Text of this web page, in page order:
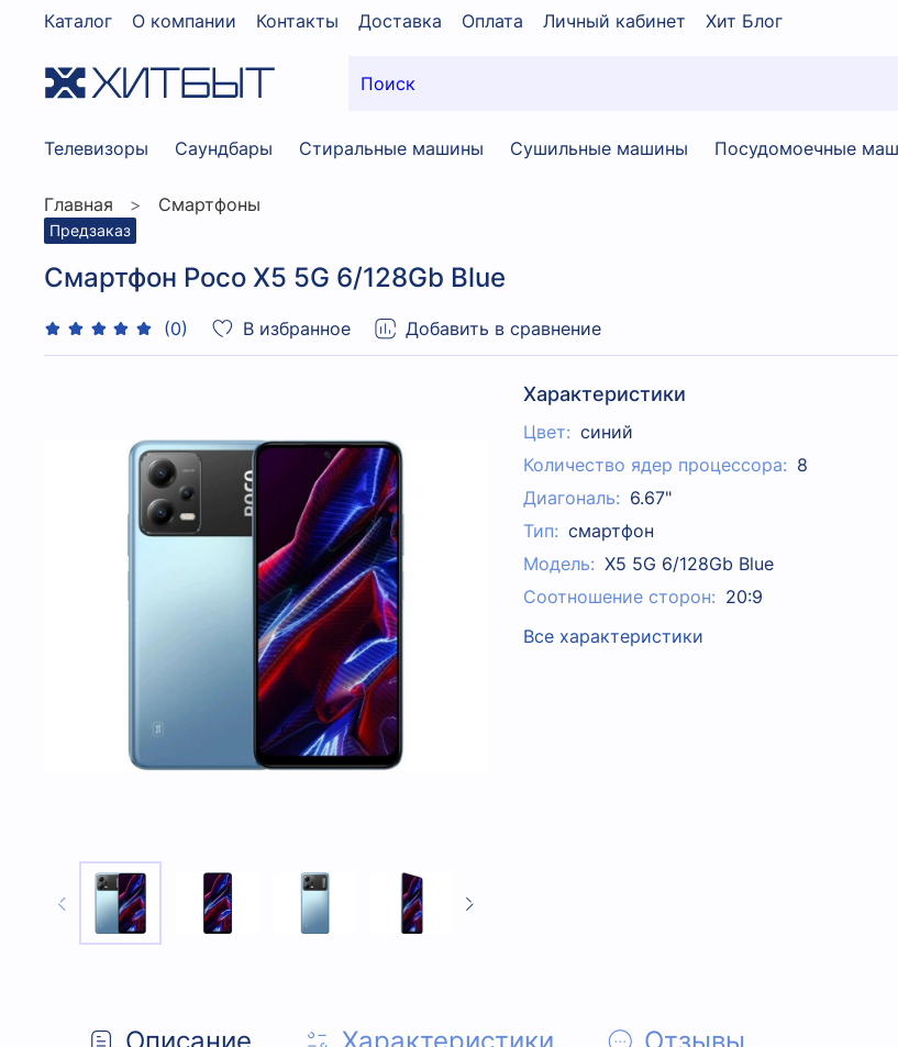
Каталог О компании Контакты Доставка Оплата Личный кабинет Хит Блог
Телевизоры Саундбары Стиральные машины Сушильные машины Посудомоечные
Главная Смартфоны
Предзаказ
Смартфон Poco X5 5G 6/128Gb Blue
(0) В избранное Добавить в сравнение
Характеристики
Цвет: синий
Количество ядер процессора: 8
Диагональ: 6.67"
Тип: смартфон
Модель: X5 5G 6/128Gb Blue
Соотношение сторон: 20:9
Все характеристики